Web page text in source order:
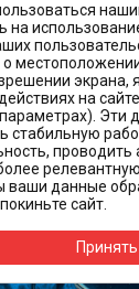
на
экрана,
на
параметрах). Эти
стабильную
проводить
ваши данные
сайт.
Принять